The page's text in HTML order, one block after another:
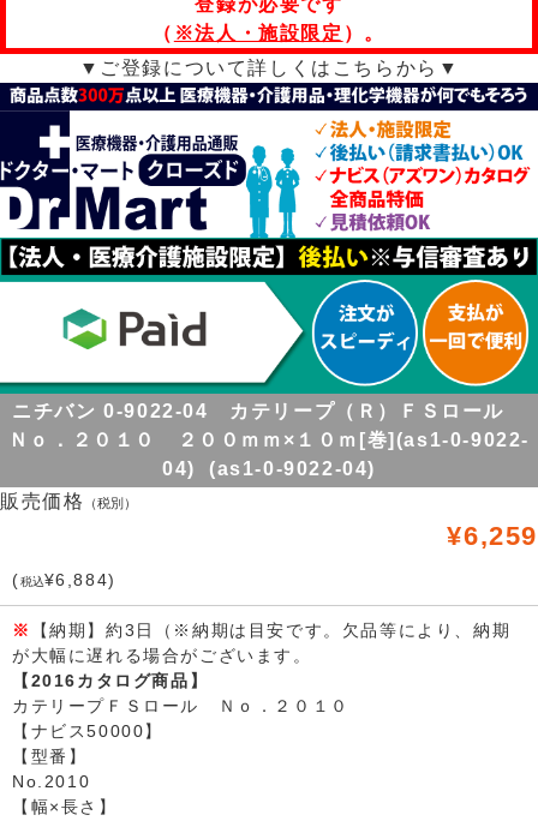
（ ※法人・施設限定 ）。
▼ご登録について詳しくはこちらから▼
ニチバン 0-9022-04 カテリープ（Ｒ）ＦＳロール
Ｎｏ．２０１０ ２００ｍｍ×１０ｍ[巻](as1-0-9022-
04) (as1-0-9022-04)
販売価格
（税別）
¥6,259
(税込¥6,884)
※
【納期】約3日（※納期は目安です。欠品等により、納期
が大幅に遅れる場合がございます。
【2016カタログ商品】
カテリープＦＳロール Ｎｏ．２０１０
【ナビス50000】
【型番】
No.2010
【幅×長さ】